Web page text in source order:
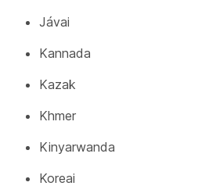
Jávai
Kannada
Kazak
Khmer
Kinyarwanda
Koreai